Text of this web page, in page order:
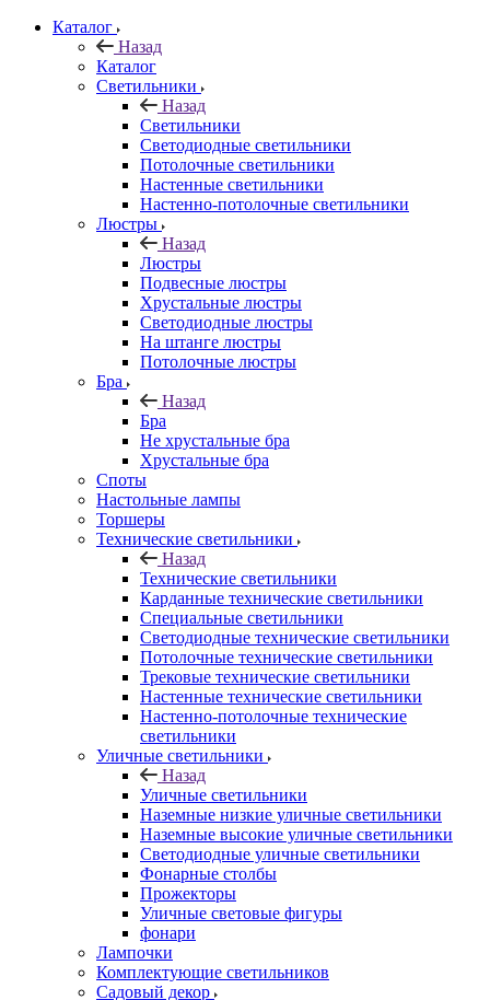
Каталог
Назад
Каталог
Светильники
Назад
Светильники
Светодиодные светильники
Потолочные светильники
Настенные светильники
Настенно-потолочные светильники
Люстры
Назад
Люстры
Подвесные люстры
Хрустальные люстры
Светодиодные люстры
На штанге люстры
Потолочные люстры
Бра
Назад
Бра
Не хрустальные бра
Хрустальные бра
Споты
Настольные лампы
Торшеры
Технические светильники
Назад
Технические светильники
Карданные технические светильники
Специальные светильники
Светодиодные технические светильники
Потолочные технические светильники
Трековые технические светильники
Настенные технические светильники
Настенно-потолочные технические
светильники
Уличные светильники
Назад
Уличные светильники
Наземные низкие уличные светильники
Наземные высокие уличные светильники
Светодиодные уличные светильники
Фонарные столбы
Прожекторы
Уличные световые фигуры
фонари
Лампочки
Комплектующие светильников
Садовый декор